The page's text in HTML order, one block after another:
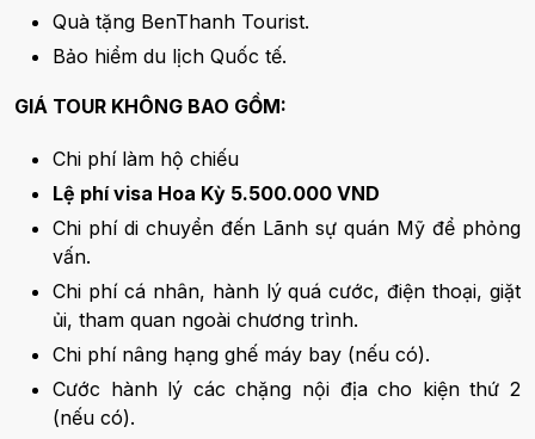
Quà tặng BenThanh Tourist.
Bảo hiểm du lịch Quốc tế.
GIÁ TOUR KHÔNG BAO GỒM:
Chi phí làm hộ chiếu
Lệ phí visa Hoa Kỳ 5.500.000 VND
Chi phí di chuyển đến Lãnh sự quán Mỹ để phỏng
vấn.
Chi phí cá nhân, hành lý quá cước, điện thoại, giặt
ủi, tham quan ngoài chương trình.
Chi phí nâng hạng ghế máy bay (nếu có).
Cước hành lý các chặng nội địa cho kiện thứ 2
(nếu có).